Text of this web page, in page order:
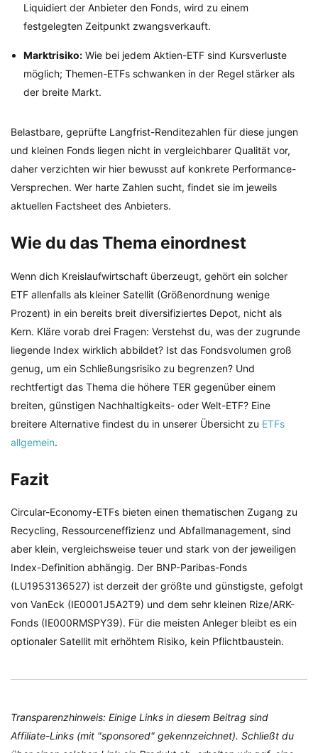
Liquidiert der Anbieter den Fonds, wird zu einem
festgelegten Zeitpunkt zwangsverkauft.
Marktrisiko: Wie bei jedem Aktien-ETF sind Kursverluste
möglich; Themen-ETFs schwanken in der Regel stärker als
der breite Markt.
Belastbare, geprüfte Langfrist-Renditezahlen für diese jungen
und kleinen Fonds liegen nicht in vergleichbarer Qualität vor,
daher verzichten wir hier bewusst auf konkrete Performance-
Versprechen. Wer harte Zahlen sucht, findet sie im jeweils
aktuellen Factsheet des Anbieters.
Wie du das Thema einordnest
Wenn dich Kreislaufwirtschaft überzeugt, gehört ein solcher
ETF allenfalls als kleiner Satellit (Größenordnung wenige
Prozent) in ein bereits breit diversifiziertes Depot, nicht als
Kern. Kläre vorab drei Fragen: Verstehst du, was der zugrunde
liegende Index wirklich abbildet? Ist das Fondsvolumen groß
genug, um ein Schließungsrisiko zu begrenzen? Und
rechtfertigt das Thema die höhere TER gegenüber einem
breiten, günstigen Nachhaltigkeits- oder Welt-ETF? Eine
breitere Alternative findest du in unserer Übersicht zu ETFs
allgemein.
Fazit
Circular-Economy-ETFs bieten einen thematischen Zugang zu
Recycling, Ressourceneffizienz und Abfallmanagement, sind
aber klein, vergleichsweise teuer und stark von der jeweiligen
Index-Definition abhängig. Der BNP-Paribas-Fonds
(LU1953136527) ist derzeit der größte und günstigste, gefolgt
von VanEck (IE0001J5A2T9) und dem sehr kleinen Rize/ARK-
Fonds (IE000RMSPY39). Für die meisten Anleger bleibt es ein
optionaler Satellit mit erhöhtem Risiko, kein Pflichtbaustein.
Transparenzhinweis: Einige Links in diesem Beitrag sind
Affiliate-Links (mit "sponsored" gekennzeichnet). Schließt du